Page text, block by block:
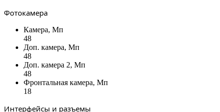
Фотокамера
Камера, Мп
48
Доп. камера, Мп
48
Доп. камера 2, Мп
48
Фронтальная камера, Мп
18
Интерфейсы и разъемы